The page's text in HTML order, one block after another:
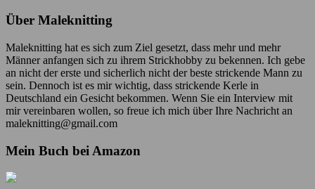
Über Maleknitting
Maleknitting hat es sich zum Ziel gesetzt, dass mehr und mehr
Männer anfangen sich zu ihrem Strickhobby zu bekennen. Ich gebe
an nicht der erste und sicherlich nicht der beste strickende Mann zu
sein. Dennoch ist es mir wichtig, dass strickende Kerle in
Deutschland ein Gesicht bekommen. Wenn Sie ein Interview mit
mir vereinbaren wollen, so freue ich mich über Ihre Nachricht an
maleknitting@gmail.com
Mein Buch bei Amazon